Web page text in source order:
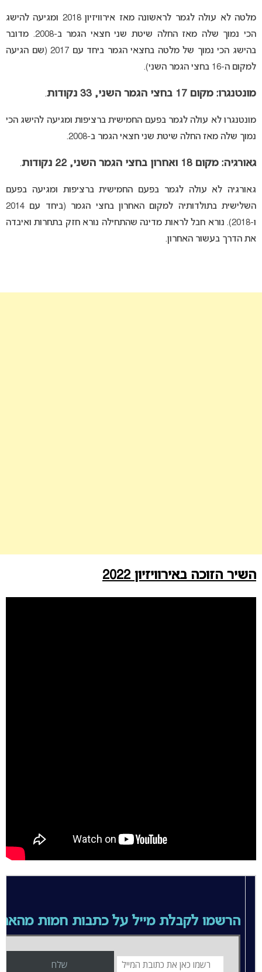
מלטה לא עולה לגמר לראשונה מאז אירוויזיון 2018 ומגיעה להישג
הכי נמוך שלה מאז החלה שיטת שני חצאי הגמר ב-2008. מדובר
בהישג הכי נמוך של מלטה בחצאי הגמר ביחד עם 2017 (שם הגיעה
למקום ה-16 בחצי הגמר השני).
מונטנגרו: מקום 17 בחצי הגמר השני, 33 נקודות .
מונטנגרו לא עולה לגמר בפעם החמישית ברציפות ומגיעה להישג הכי
נמוך שלה מאז החלה שיטת שני חצאי הגמר ב-2008.
גאורגיה: מקום 18 ואחרון בחצי הגמר השני, 22 נקודות .
גאורגיה לא עולה לגמר בפעם החמישית ברציפות ומגיעה בפעם
השלישית בתולדותיה למקום האחרון בחצי הגמר (ביחד עם 2014
ו-2018). נורא חבל לראות מדינה שהתחילה נורא חזק בתחרות ואיבדה
את הדרך בעשור האחרון.
השיר הזוכה באירוויזיון 2022
הרשמו לקבלת מייל על כתבות חמות